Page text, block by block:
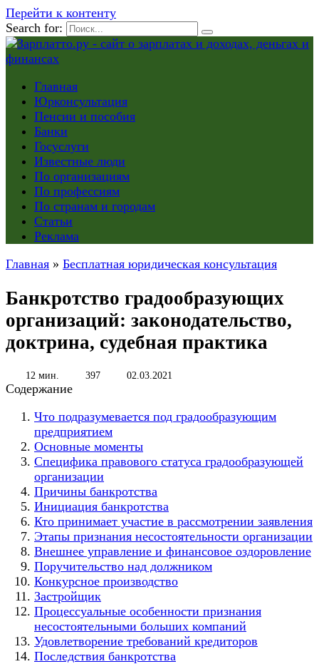
Перейти к контенту
Search for:
Главная
Юрконсультация
Пенсии и пособия
Банки
Госуслуги
Известные люди
По организациям
По профессиям
По странам и городам
Статьи
Реклама
Главная » Бесплатная юридическая консультация
Банкротство градообразующих
организаций: законодательство,
доктрина, судебная практика
12 мин. 397 02.03.2021
Содержание
Что подразумевается под градообразующим
предприятием
Основные моменты
Специфика правового статуса градообразующей
организации
Причины банкротства
Инициация банкротства
Кто принимает участие в рассмотрении заявления
Этапы признания несостоятельности организации
Внешнее управление и финансовое оздоровление
Поручительство над должником
Конкурсное производство
Застройщик
Процессуальные особенности признания
несостоятельными больших компаний
Удовлетворение требований кредиторов
Последствия банкротства